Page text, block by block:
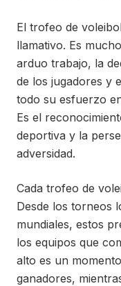
El trofeo de
llamativo. Es
arduo trabajo, la
de los jugadores y
todo su esfuerzo
Es el
deportiva y la
adversidad.
Cada trofeo de
Desde los torneos
mundiales, estos
los equipos que
alto es un
ganadores,